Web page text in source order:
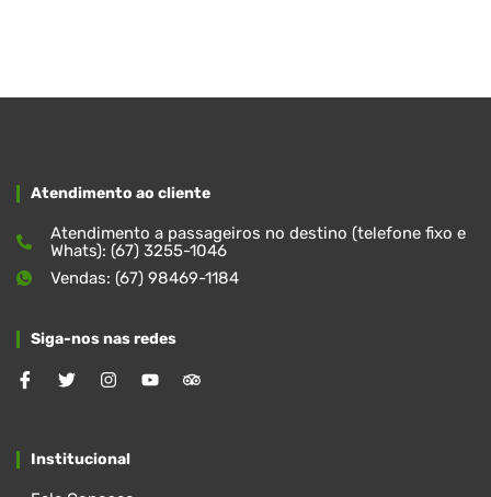
Atendimento ao cliente
Atendimento a passageiros no destino (telefone fixo e
Whats): (67) 3255-1046
Vendas: (67) 98469-1184
Siga-nos nas redes
Institucional